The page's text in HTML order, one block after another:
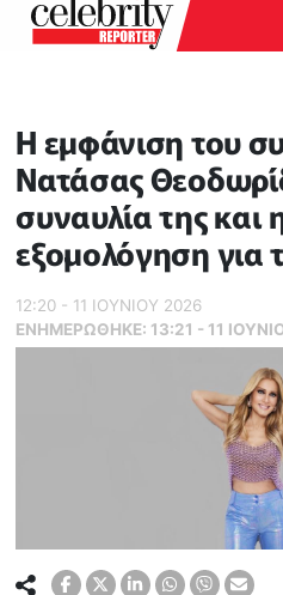
Η εμφάνιση του
Νατάσας
συναυλία της και
εξομολόγηση για
12:20 - 11 ΙΟΥΝΙΟΥ 2026
ΕΝΗΜΕΡΏΘΗΚΕ: 13:21 - 11